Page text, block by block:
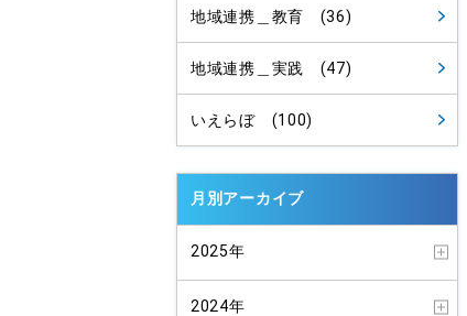
地域連携＿教育 (36)
地域連携＿実践 (47)
いえらぼ (100)
月別アーカイブ
2025年
2024年